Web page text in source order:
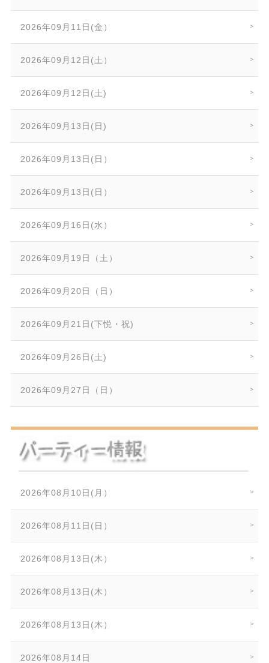
2026年09月11日(金）
2026年09月12日(土）
2026年09月12日(土)
2026年09月13日(日)
2026年09月13日(日）
2026年09月13日(日）
2026年09月16日(水）
2026年09月19日（土）
2026年09月20日（日）
2026年09月21日(下悦・祝)
2026年09月26日(土)
2026年09月27日（日）
2026年08月10日(月）
2026年08月11日(日）
2026年08月13日(木）
2026年08月13日(木）
2026年08月13日(木）
2026年08月14日